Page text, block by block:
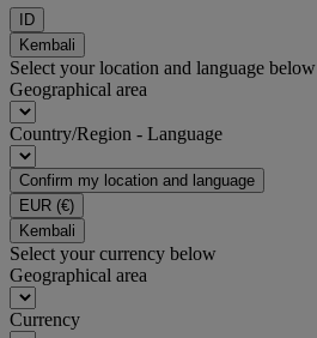
ID
Kembali
Select your location and language below
Geographical area
Country/Region - Language
Confirm my location and language
EUR (€)
Kembali
Select your currency below
Geographical area
Currency